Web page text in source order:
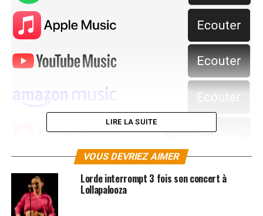
SUJETS ASSOCIÉS:
LIRE LA SUITE
VOUS DEVRIEZ AIMER
Lorde interrompt 3 fois son concert à
Lollapalooza